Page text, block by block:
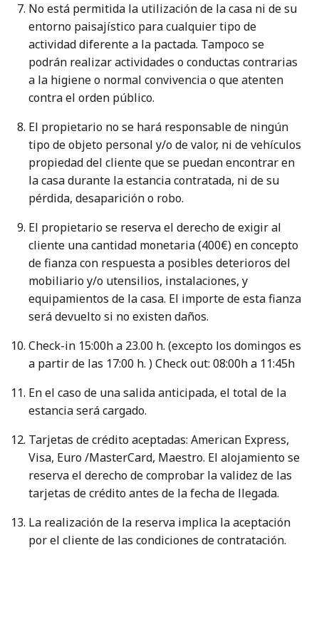
No está permitida la utilización de la casa ni de su
entorno paisajístico para cualquier tipo de
actividad diferente a la pactada. Tampoco se
podrán realizar actividades o conductas contrarias
a la higiene o normal convivencia o que atenten
contra el orden público.
El propietario no se hará responsable de ningún
tipo de objeto personal y/o de valor, ni de vehículos
propiedad del cliente que se puedan encontrar en
la casa durante la estancia contratada, ni de su
pérdida, desaparición o robo.
El propietario se reserva el derecho de exigir al
cliente una cantidad monetaria (400€) en concepto
de fianza con respuesta a posibles deterioros del
mobiliario y/o utensilios, instalaciones, y
equipamientos de la casa. El importe de esta fianza
será devuelto si no existen daños.
Check-in 15:00h a 23.00 h. (excepto los domingos es
a partir de las 17:00 h. ) Check out: 08:00h a 11:45h
En el caso de una salida anticipada, el total de la
estancia será cargado.
Tarjetas de crédito aceptadas: American Express,
Visa, Euro /MasterCard, Maestro. El alojamiento se
reserva el derecho de comprobar la validez de las
tarjetas de crédito antes de la fecha de llegada.
La realización de la reserva implica la aceptación
por el cliente de las condiciones de contratación.